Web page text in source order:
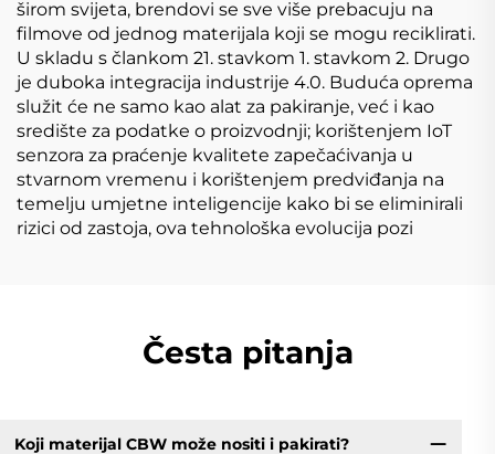
širom svijeta, brendovi se sve više prebacuju na
filmove od jednog materijala koji se mogu reciklirati.
U skladu s člankom 21. stavkom 1. stavkom 2. Drugo
je duboka integracija industrije 4.0. Buduća oprema
služit će ne samo kao alat za pakiranje, već i kao
središte za podatke o proizvodnji; korištenjem IoT
senzora za praćenje kvalitete zapečaćivanja u
stvarnom vremenu i korištenjem predviđanja na
temelju umjetne inteligencije kako bi se eliminirali
rizici od zastoja, ova tehnološka evolucija pozi
Česta pitanja
Koji materijal CBW može nositi i pakirati?